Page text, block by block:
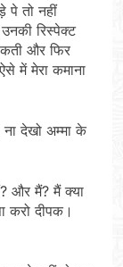
पे तो नहीं
रिस्पेक्ट
और फिर
में मेरा कमाना
ना देखो अम्मा के
और मैं? मैं क्या
करो दीपक।